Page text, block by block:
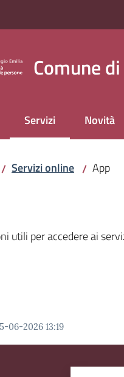
Comune
Servizi
Menu selezionato
Novità
/ Servizi online / App
utili per accedere ai
06-2026 13:19